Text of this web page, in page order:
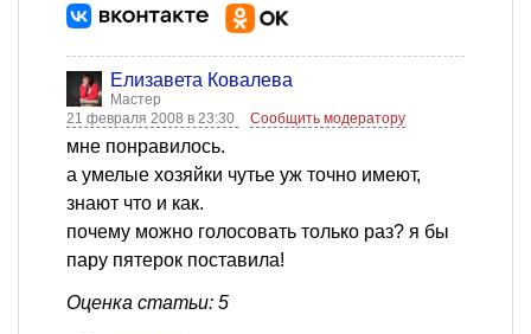
Елизавета Ковалева
Мастер
21 февраля 2008 в 23:30
Сообщить модератору
мне понравилось.
а умелые хозяйки чутье уж точно имеют,
знают что и как.
почему можно голосовать только раз? я бы
пару пятерок поставила!
Оценка статьи: 5